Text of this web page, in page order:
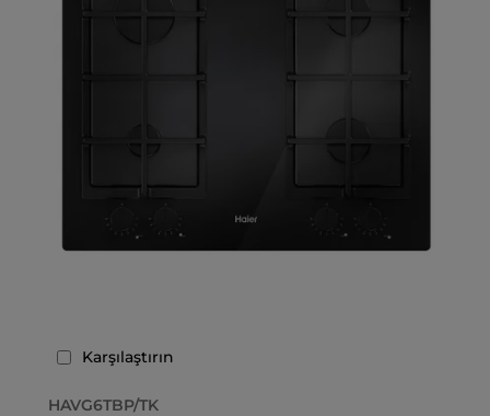
Karşılaştırın
HAVG6TBP/TK